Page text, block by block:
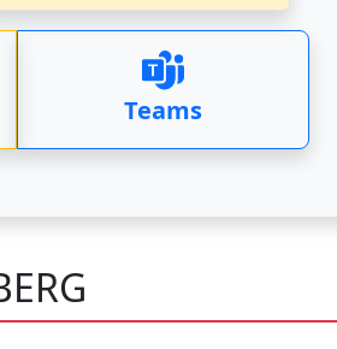
Teams